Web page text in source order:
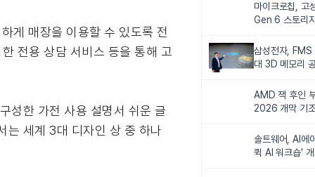
게 매장을 이용할 수 있도록 전
전용 상담 서비스 등을 통해 고
성한 가전 사용 설명서 쉬운 글
는 세계 3대 디자인 상 중 하나
마이크로칩, 고
Gen 6 스토리
삼성전자,
대 3D 메모리
AMD 잭 후인
2026 개막 기
솔트웨어, AI에
퀵 AI 워크숍’